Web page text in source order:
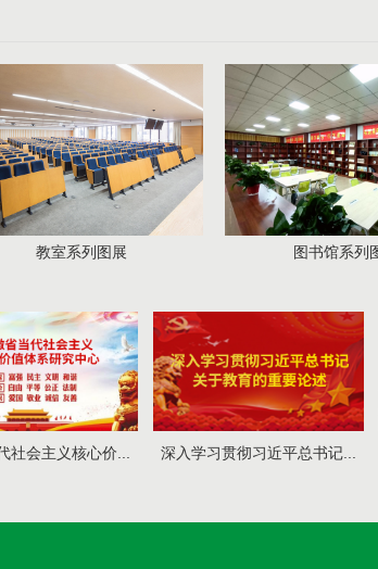
教室系列图展 图书馆系列图展
深入学习贯彻习近平总书记... 绿海大讲堂